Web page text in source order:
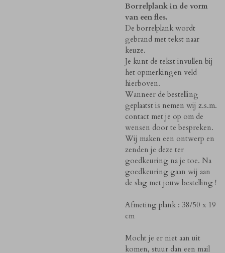
Borrelplank in de vorm
van een fles.
De borrelplank wordt
gebrand met tekst naar
keuze.
Je kunt de tekst invullen bij
het opmerkingen veld
hierboven.
Wanneer de bestelling
geplaatst is nemen wij z.s.m.
contact met je op om de
wensen door te bespreken.
Wij maken een ontwerp en
zenden je deze ter
goedkeuring na je toe. Na
goedkeuring gaan wij aan
de slag met jouw bestelling !
Afmeting plank : 38/50 x 19
cm
Mocht je er niet aan uit
komen, stuur dan een mail